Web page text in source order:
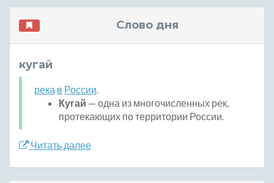
Слово дня
кугай
река в России.
Кугай — одна из многочисленных рек,
протекающих по территории России.
Читать далее